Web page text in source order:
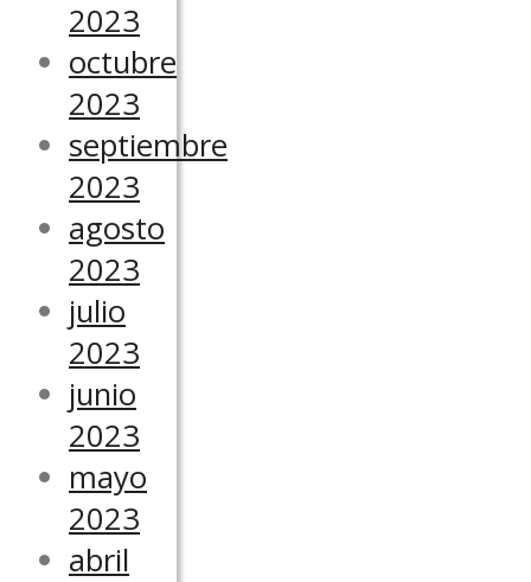
2023
octubre
2023
septiembre
2023
agosto
2023
julio
2023
junio
2023
mayo
2023
abril